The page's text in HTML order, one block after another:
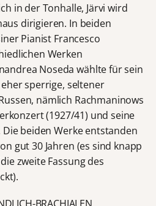
in der Tonhalle, Järvi wird
dirigieren. In beiden
Pianist Francesco
Werken
Noseda wählte für sein
sperrige, seltener
nämlich Rachmaninows
(1927/41) und seine
beiden Werke entstanden
gut 30 Jahren (es sind knapp
zweite Fassung des